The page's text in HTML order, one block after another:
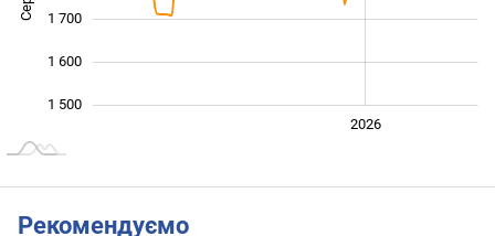
1 500
1 600
1 700
2026
Рекомендуємо